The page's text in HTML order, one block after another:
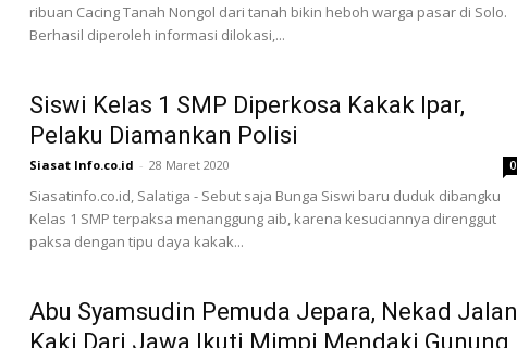
ribuan Cacing Tanah Nongol dari tanah bikin heboh warga pasar di Solo.
Berhasil diperoleh informasi dilokasi,...
Siswi Kelas 1 SMP Diperkosa Kakak Ipar,
Pelaku Diamankan Polisi
Siasat Info.co.id - 28 Maret 2020 0
Siasatinfo.co.id, Salatiga - Sebut saja Bunga Siswi baru duduk dibangku
Kelas 1 SMP terpaksa menanggung aib, karena kesuciannya direnggut
paksa dengan tipu daya kakak...
Abu Syamsudin Pemuda Jepara, Nekad Jalan
Kaki Dari Jawa Ikuti Mimpi Mendaki Gunung